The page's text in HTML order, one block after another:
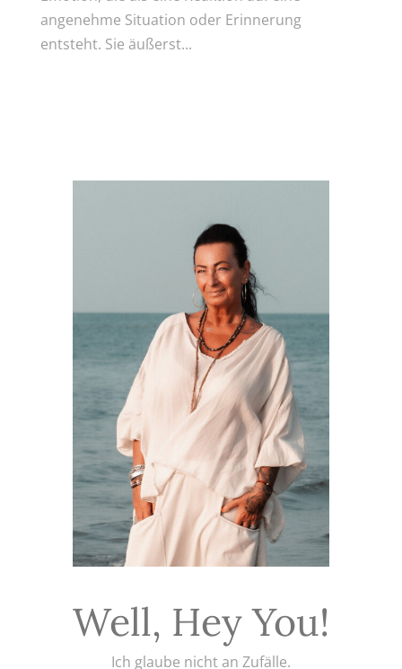
angenehme Situation oder Erinnerung
entsteht. Sie äußerst...
Well, Hey You!
Ich glaube nicht an Zufälle.